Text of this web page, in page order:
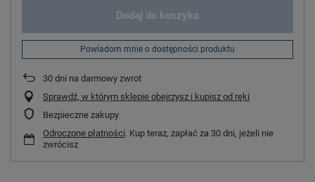
Dodaj do koszyka
Powiadom mnie o dostępności produktu
30 dni na darmowy zwrot
Sprawdź, w którym sklepie obejrzysz i kupisz od ręki
Bezpieczne zakupy
Odroczone płatności. Kup teraz, zapłać za 30 dni, jeżeli nie
zwrócisz